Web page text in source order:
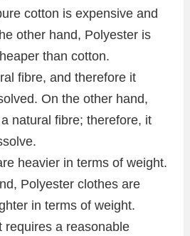
cotton is expensive and
other hand, Polyester is
than cotton.
fibre, and therefore it
On the other hand,
natural fibre; therefore, it
heavier in terms of weight.
Polyester clothes are
in terms of weight.
requires a reasonable